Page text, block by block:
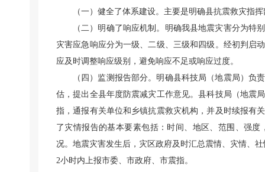
（一）健全了体系建设。主要是明确县抗震救灾指
（二）明确了响应机制。明确我县地震灾害分为特
灾害应急响应分为一级、二级、三级和四级。经初判启
应及时调整响应级别，避免响应不足或响应过度。
（四）监测报告部分。明确县科技局（地震局）负
估，提出全县年度防震减灾工作意见。县科技局（地震
指，通报有关单位和乡镇抗震救灾机构，并及时续报有
了灾情报告的基本要素包括：时间、地区、范围、强
况。地震灾害发生后，灾区政府及时汇总震情、灾情、
2小时内上报市委、市政府、市震指。